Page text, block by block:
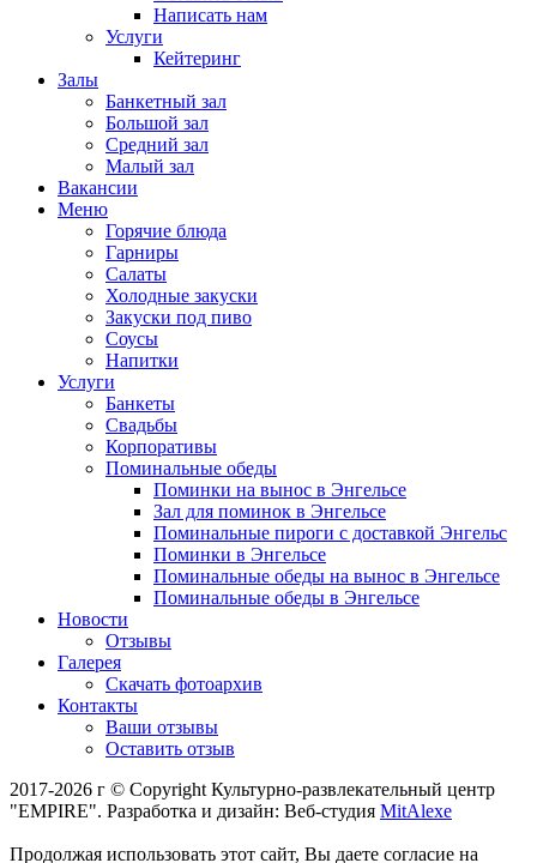
Написать нам
Услуги
Кейтеринг
Залы
Банкетный зал
Большой зал
Средний зал
Малый зал
Вакансии
Меню
Горячие блюда
Гарниры
Салаты
Холодные закуски
Закуски под пиво
Соусы
Напитки
Услуги
Банкеты
Свадьбы
Корпоративы
Поминальные обеды
Поминки на вынос в Энгельсе
Зал для поминок в Энгельсе
Поминальные пироги с доставкой Энгельс
Поминки в Энгельсе
Поминальные обеды на вынос в Энгельсе
Поминальные обеды в Энгельсе
Новости
Отзывы
Галерея
Скачать фотоархив
Контакты
Ваши отзывы
Оставить отзыв
2017-2026 г © Copyright Культурно-развлекательный центр
"EMPIRE". Разработка и дизайн: Веб-студия MitAlexe
Продолжая использовать этот сайт, Вы даете согласие на